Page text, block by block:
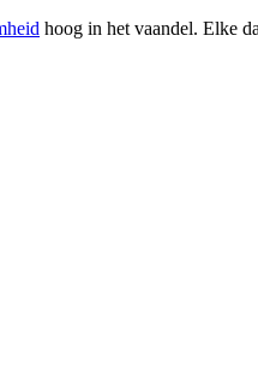
hoog in het vaandel. Elke